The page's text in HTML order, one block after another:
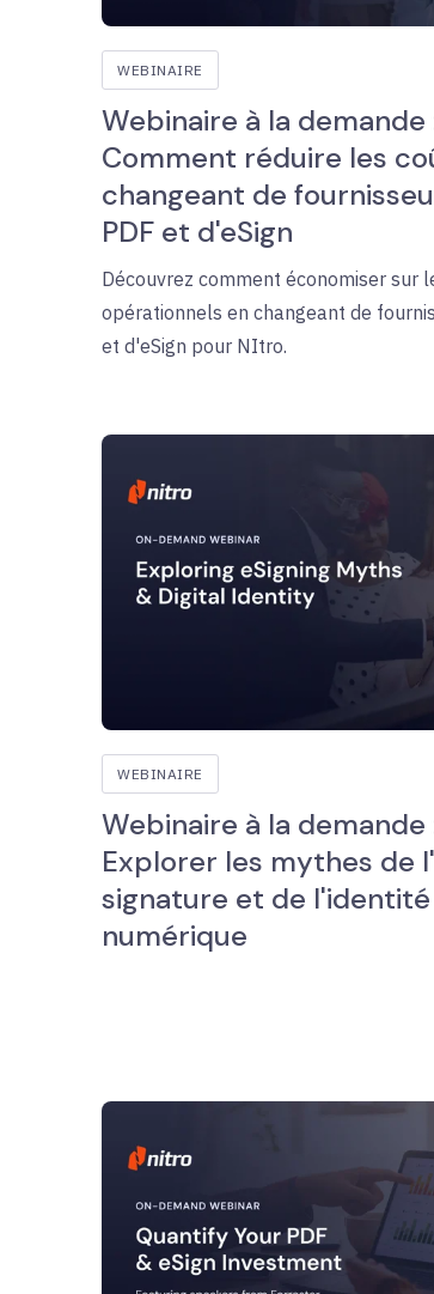
WEBINAIRE
Webinaire à la demande
Comment réduire les
changeant de
PDF et d'eSign
Découvrez comment économiser sur
opérationnels en changeant de
et d'eSign pour NItro.
WEBINAIRE
Webinaire à la demande
Explorer les mythes de
signature et de l'identité
numérique